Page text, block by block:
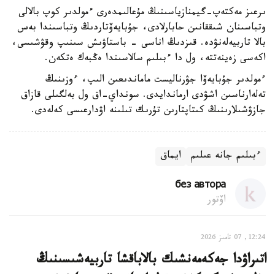
ىرعىز مەكتەپ-گيمنازياسىنىڭ مۇعالىمدەرى ءمولدىر كوپ بالالى
وتباسىنان شىققانىن حابارلادى، جۇبايەۆتاردىڭ وتباسىندا بەس
بالا تاربيەلەنۋدە. قىزدىڭ اناسى - باستاۋىش سىنىپ وقۋشىسى،
اكەسى زەينەتتە، ول دا ءبىلىم سالاسىندا ەڭبەك ەتكەن.
ءمولدىر جۇبايەۆا جۋرناليست ماماندىعىن الىپ، ءوزىنىڭ
تەلەارناسىن اشۋدى ارماندايدى. سونداي-اق ول بەلگىلى قازاق
جازۋشىلارىنىڭ كىتاپتارىن تۇرىك تىلىنە اۋدارعىسى كەلەدى.
ءبىلىم جانە عىلىم ايماق
без автора
اۆتور
12:24, 07 تامىز 2026
اتىراۋدا جەكەمەنشىك بالاباقشا تاربيەشىسىنىڭ